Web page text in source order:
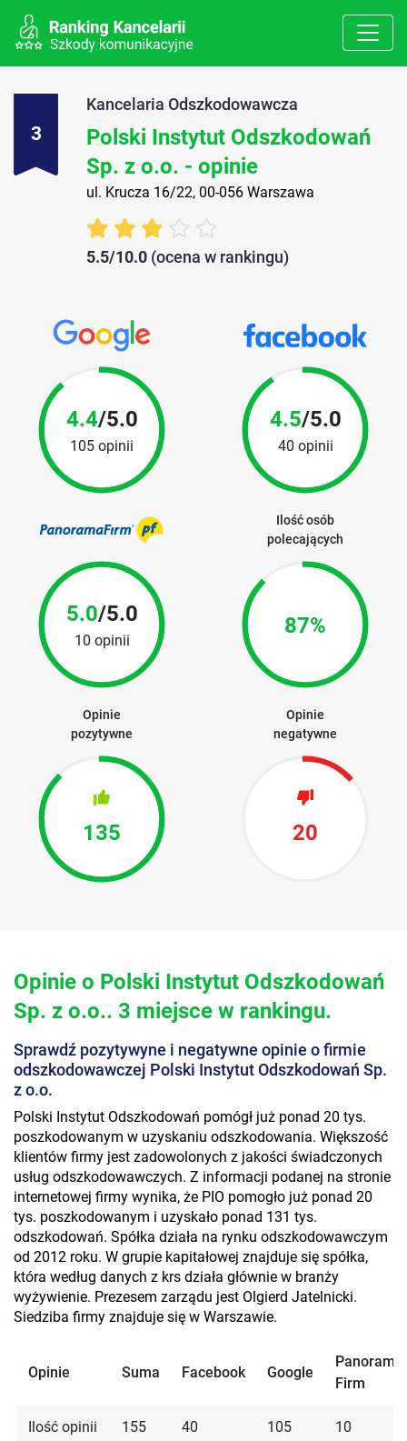
3
Kancelaria Odszkodowawcza
Polski Instytut Odszkodowań
Sp. z o.o. - opinie
ul. Krucza 16/22, 00-056 Warszawa
5.5/10.0 (ocena w rankingu)
4.4/5.0
105 opinii
4.5/5.0
40 opinii
5.0/5.0
10 opinii
Ilość osób
polecających
87%
Opinie
pozytywne
135
Opinie
negatywne
20
Opinie o Polski Instytut Odszkodowań
Sp. z o.o.. 3 miejsce w rankingu.
Sprawdź pozytywyne i negatywne opinie o firmie
odszkodowawczej Polski Instytut Odszkodowań Sp.
z o.o.
Polski Instytut Odszkodowań pomógł już ponad 20 tys.
poszkodowanym w uzyskaniu odszkodowania. Większość
klientów firmy jest zadowolonych z jakości świadczonych
usług odszkodowawczych. Z informacji podanej na stronie
internetowej firmy wynika, że PIO pomogło już ponad 20
tys. poszkodowanym i uzyskało ponad 131 tys.
odszkodowań. Spółka działa na rynku odszkodowawczym
od 2012 roku. W grupie kapitałowej znajduje się spółka,
która według danych z krs działa głównie w branży
wyżywienie. Prezesem zarządu jest Olgierd Jatelnicki.
Siedziba firmy znajduje się w Warszawie.
Opinie Suma Facebook Google
Panorama
Firm
Ilość opinii 155 40 105 10